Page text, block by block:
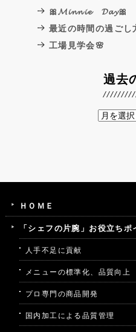
🎀𝓜𝓲𝓷𝓷𝓲𝓮 𝓓𝓪𝔂🎀
最近の時間の過ご
工場見学会🌸
過去
ＨＯＭＥ
「シェフの片腕」お役立ちポ
人手不足に貢献
メニューの標準化、品質向上
プロ専門の商品開発
国内加工による品質管理